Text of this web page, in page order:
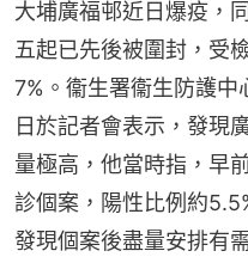
大埔廣福邨近日爆疫，
五起已先後被圍封，受
7%。衞生署衞生防護中
日於記者會表示，發現
量極高，他當時指，早
診個案，陽性比例約
發現個案後盡量安排有